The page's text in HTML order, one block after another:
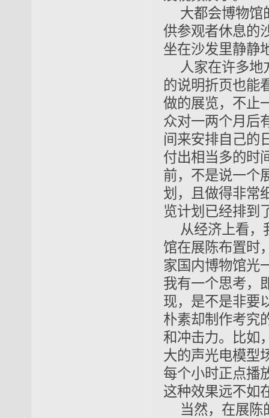
大都会博物馆
供参观者休息的
坐在沙发里静静
人家在许多地
的说明折页也能
做的展览，不止
众对一两个月后
间来安排自己的
付出相当多的时
前，不是说一个
划，且做得非常
览计划已经排到
从经济上看，
馆在展陈布置时
家国内博物馆光
我有一个思考，
现，是不是非要
朴素却制作考究
和冲击力。比如
大的声光电模型
每个小时正点播
这种效果远不如
当然，在展陈